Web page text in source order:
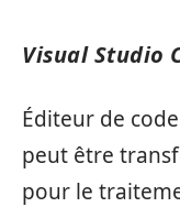
Visual Studio
Éditeur de
peut être
pour le